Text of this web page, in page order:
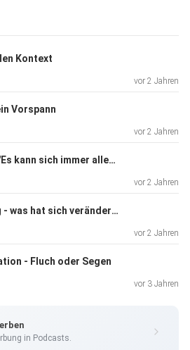
Kontext
vor 2 Jahren
Vorspann
vor 2 Jahren
Data Science: "Es kann sich immer alles ändern"
vor 2 Jahren
Agile Coaching - was hat sich verändert?
vor 2 Jahren
- Fluch oder Segen
vor 3 Jahren
in Podcasts.